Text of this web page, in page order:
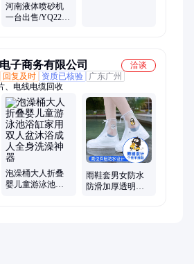
河南液体喷砂机
一台出售/YQ220
子商务有限公司
洽谈
回复及时 资质已核验
广东广州
、电线电缆回收
泡澡桶大人折叠
婴儿童游泳池浴
雨鞋套男女防水
防滑加厚透明硅